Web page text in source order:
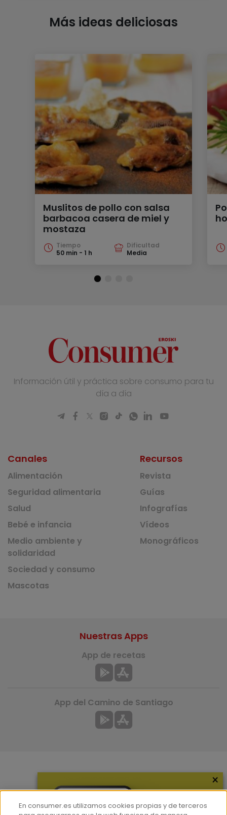
Más ideas deliciosas
Muslitos de pollo con salsa
barbacoa casera de miel y
mostaza
Tiempo
50 min - 1 h
Dificultad
Media
Información útil y práctica sobre consumo para tu
día a día
Canales
Alimentación
Seguridad alimentaria
Salud
Bebé e infancia
Medio ambiente y
solidaridad
Sociedad y consumo
Mascotas
Recursos
Revista
Guías
Infografías
Vídeos
Monográficos
Nuestras Apps
App de recetas
App del Camino de Santiago
×
En consumer.es utilizamos cookies propias y de terceros